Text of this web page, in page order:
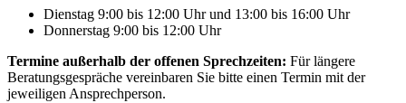
Dienstag 9:00 bis 12:00 Uhr und 13:00 bis 16:00 Uhr
Donnerstag 9:00 bis 12:00 Uhr
Termine außerhalb der offenen Sprechzeiten: Für längere
Beratungsgespräche vereinbaren Sie bitte einen Termin mit der
jeweiligen Ansprechperson.